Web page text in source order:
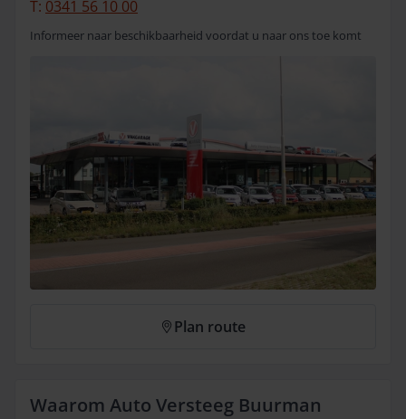
T: 0341 56 10 00
Informeer naar beschikbaarheid voordat u naar ons toe komt
Plan route
Waarom Auto Versteeg Buurman